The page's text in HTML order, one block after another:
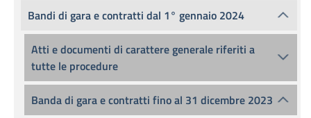
Bandi di gara e contratti dal 1° gennaio 2024
Atti e documenti di carattere generale riferiti a
tutte le procedure
Banda di gara e contratti fino al 31 dicembre 2023